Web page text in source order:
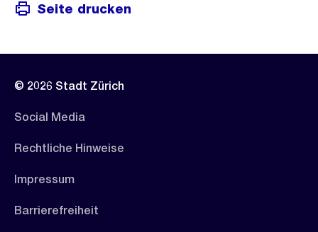
Seite drucken
© 2026 Stadt Zürich
Social Media
Rechtliche Hinweise
Impressum
Barrierefreiheit